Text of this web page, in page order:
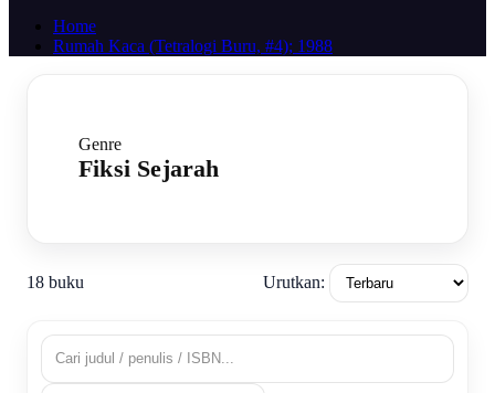
Home
Rumah Kaca (Tetralogi Buru, #4); 1988
Genre
Fiksi Sejarah
18 buku Urutkan: